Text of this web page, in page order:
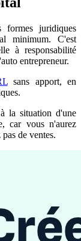
formes juridiques
minimum. C'est
à responsabilité
entrepreneur.
sans apport, en
la situation d'une
car vous n'aurez
de ventes.